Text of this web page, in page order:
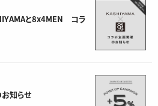
と8x4MEN コラ
知らせ